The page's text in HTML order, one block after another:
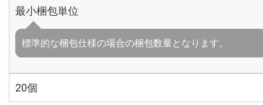
最小梱包単位
標準的な梱包仕様の場合の梱包数量となります。
20個